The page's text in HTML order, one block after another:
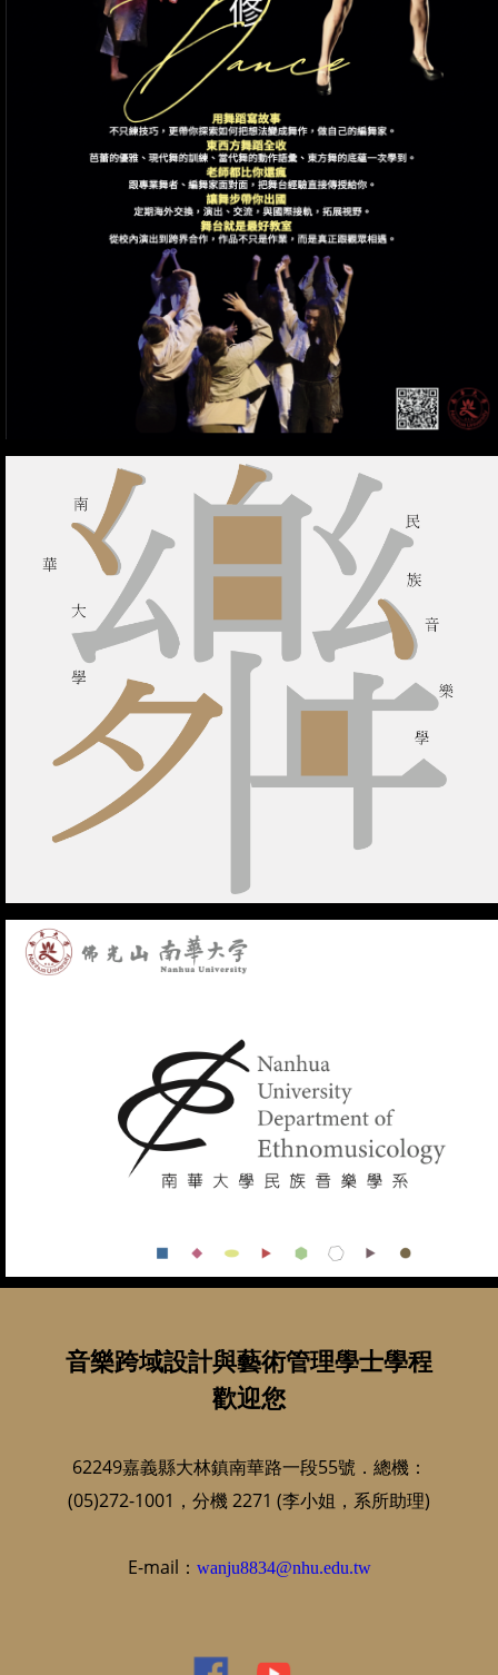
音樂跨域設計與藝術管理學士學程
歡迎您
62249嘉義縣大林鎮南華路一段55號．總機：
(05)272-1001，分機 2271 (李小姐，系所助理)
E-mail： wanju8834@nhu.edu.tw